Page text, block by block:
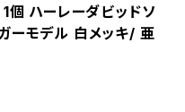
個 ハーレーダビッドソ
ーモデル 白メッキ/ 亜